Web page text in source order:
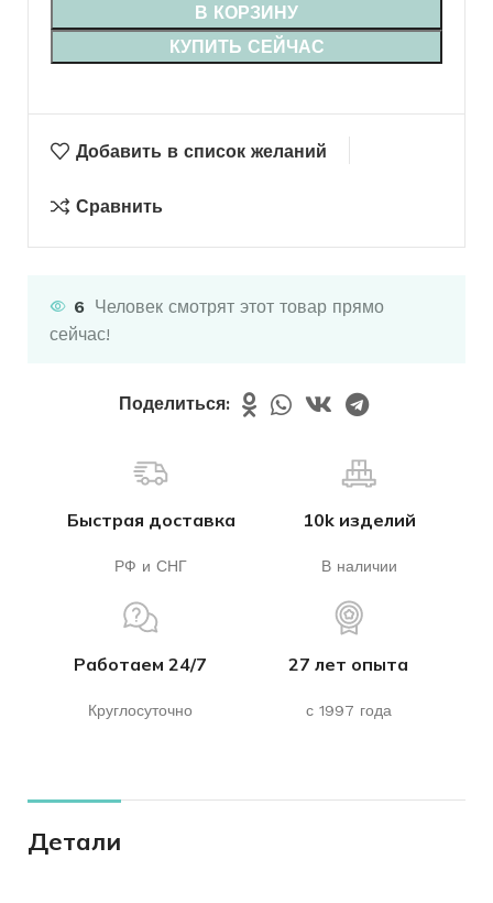
В КОРЗИНУ
КУПИТЬ СЕЙЧАС
Добавить в список желаний
Сравнить
6 Человек смотрят этот товар прямо
сейчас!
Поделиться:
Быстрая доставка
РФ и СНГ
10k изделий
В наличии
Работаем 24/7
Круглосуточно
27 лет опыта
с 1997 года
Детали